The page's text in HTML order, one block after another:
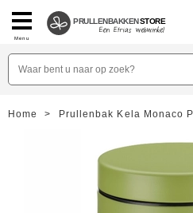
Menu
PRULLENBAKKENSTORE
Home > Prullenbak Kela Monaco